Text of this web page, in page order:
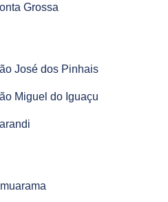
Grossa
José dos Pinhais
Miguel do Iguaçu